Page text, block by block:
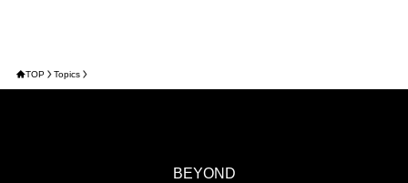
TOP Topics
BEYOND